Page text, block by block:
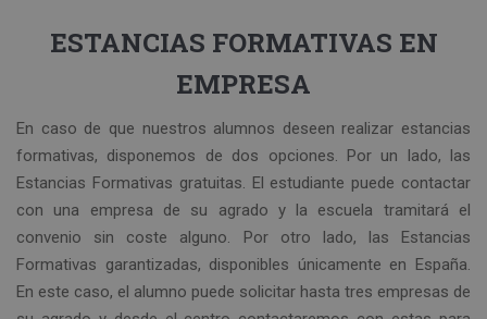
ESTANCIAS FORMATIVAS EN
EMPRESA
En caso de que nuestros alumnos deseen realizar estancias
formativas, disponemos de dos opciones. Por un lado, las
Estancias Formativas gratuitas. El estudiante puede contactar
con una empresa de su agrado y la escuela tramitará el
convenio sin coste alguno. Por otro lado, las Estancias
Formativas garantizadas, disponibles únicamente en España.
En este caso, el alumno puede solicitar hasta tres empresas de